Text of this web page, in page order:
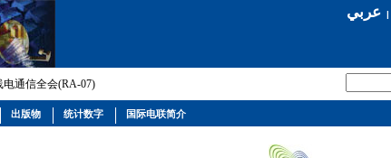
عربي|
电通信全会(RA-07)
出版物 统计数字 国际电联简介